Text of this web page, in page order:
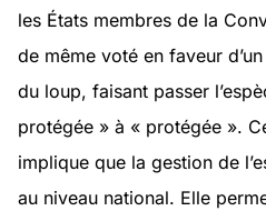
les États membres de la
de même voté en faveur
du loup, faisant passer
protégée » à « protégée ».
implique que la gestion de
au niveau national. Elle